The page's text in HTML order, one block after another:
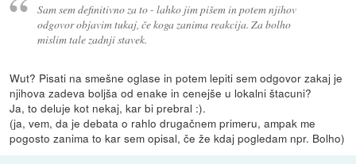
Sam sem definitivno za to - lahko jim pišem in potem njihov
odgovor objavim tukaj, če koga zanima reakcija. Za bolho
mislim tale zadnji stavek.
Wut? Pisati na smešne oglase in potem lepiti sem odgovor zakaj je
njihova zadeva boljša od enake in cenejše u lokalni štacuni?
Ja, to deluje kot nekaj, kar bi prebral :).
(ja, vem, da je debata o rahlo drugačnem primeru, ampak me
pogosto zanima to kar sem opisal, če že kdaj pogledam npr. Bolho)